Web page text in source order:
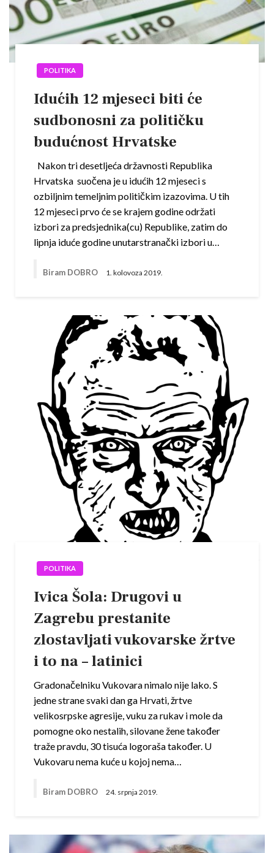
POLITIKA
Idućih 12 mjeseci biti će
sudbonosni za političku
budućnost Hrvatske
Nakon tri desetljeća državnosti Republika
Hrvatska suočena je u idućih 12 mjeseci s
ozbiljnim temeljnim političkim izazovima. U tih
12 mjeseci prvo će se krajem godine održati
izbori za predsjednika(cu) Republike, zatim do
lipnja iduće godine unutarstranački izbori u…
Biram DOBRO 1. kolovoza 2019.
POLITIKA
Ivica Šola: Drugovi u
Zagrebu prestanite
zlostavljati vukovarske žrtve
i to na – latinici
Gradonačelniku Vukovara nimalo nije lako. S
jedne strane svaki dan ga Hrvati, žrtve
velikosrpske agresije, vuku za rukav i mole da
pomogne oko nestalih, silovane žene također
traže pravdu, 30 tisuća logoraša također. U
Vukovaru nema kuće u kojoj nema…
Biram DOBRO 24. srpnja 2019.